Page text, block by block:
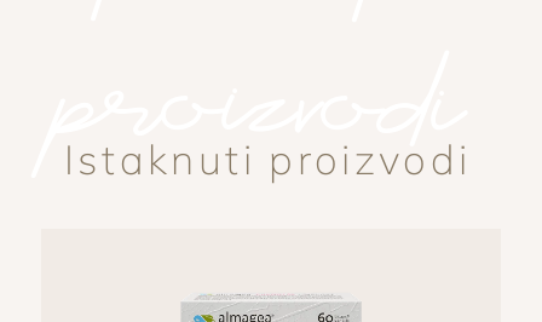
proizvodi
Istaknuti proizvodi